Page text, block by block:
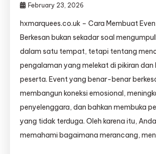
February 23, 2026
hxmarquees.co.uk – Cara Membuat
Berkesan bukan sekadar soal
dalam satu tempat, tetapi tentang
pengalaman yang melekat di pikiran
peserta. Event yang benar-benar
membangun koneksi emosional,
penyelenggara, dan bahkan membuka
yang tidak terduga. Oleh karena itu,
memahami bagaimana merancang,